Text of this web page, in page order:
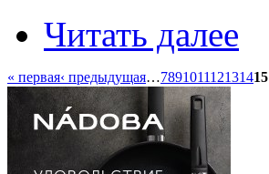
Читать далее
« первая‹ предыдущая…789101112131415